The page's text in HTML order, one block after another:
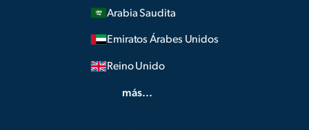
Arabia Saudita
Emiratos Árabes Unidos
Reino Unido
más...